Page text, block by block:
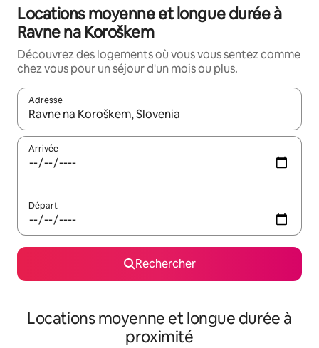
Locations moyenne et longue durée à
Ravne na Koroškem
Découvrez des logements où vous vous sentez comme
chez vous pour un séjour d'un mois ou plus.
Adresse
Lorsque les résultats s'affichent, utilisez les flèches vers le
Arrivée
Départ
Rechercher
Locations moyenne et longue durée à
proximité